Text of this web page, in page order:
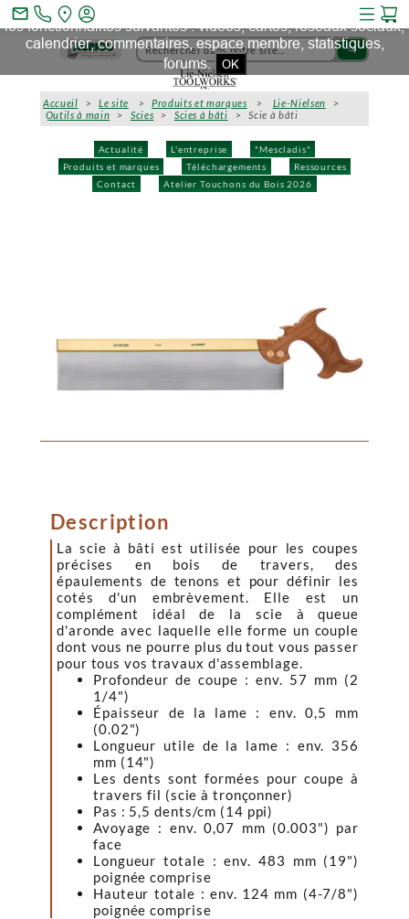
search
Actualité L'entreprise
"Mescladis"
Produits et marques
Téléchargements
Ressources
Contact
Atelier Touchons du Bois 2026
Accueil >Le site >Produits et marques > Lie-Nielsen >
Outils à main > Scies > Scies à bâti > Scie à bâti
Description
La scie à bâti est utilisée pour les coupes
précises en bois de travers, des
épaulements de tenons et pour définir les
cotés d'un embrèvement. Elle est un
complément idéal de la scie à queue
d'aronde avec laquelle elle forme un couple
dont vous ne pourre plus du tout vous passer
pour tous vos travaux d'assemblage.
Profondeur de coupe : env. 57 mm (2
1/4")
Épaisseur de la lame : env. 0,5 mm
(0.02")
Longueur utile de la lame : env. 356
mm (14")
Les dents sont formées pour coupe à
travers fil (scie à tronçonner)
Pas : 5,5 dents/cm (14 ppi)
Avoyage : env. 0,07 mm (0.003") par
face
Longueur totale : env. 483 mm (19")
poignée comprise
Hauteur totale : env. 124 mm (4-7/8")
poignée comprise
mail_outline
Ce site et des sites tiers qu'il utilise collectent des cookies pour
les fonctionnalités suivantes : vidéos, cartes, réseaux sociaux,
calendrier, commentaires, espace membre, statistiques,
forums. OK